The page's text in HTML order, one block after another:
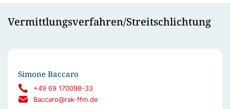
Vermittlungsverfahren/Streitschlichtung
Simone Baccaro
+49 69 170098-33
Baccaro@rak-ffm.de